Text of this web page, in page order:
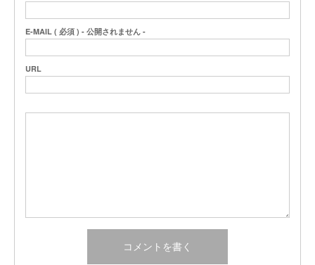
E-MAIL ( 必須 ) - 公開されません -
URL